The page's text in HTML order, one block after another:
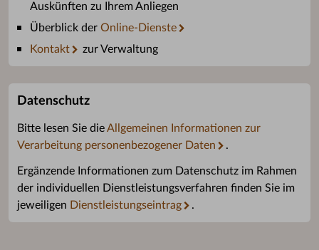
Auskünften zu Ihrem Anliegen
Überblick der Online-Dienste
Kontakt
zur Verwaltung
Datenschutz
Bitte lesen Sie dieAllgemeinen Informationen zur
Verarbeitung personenbezogener Daten
.
Ergänzende Informationen zum Datenschutz im Rahmen
der individuellen Dienstleistungsverfahren finden Sie im
jeweiligen Dienstleistungseintrag .